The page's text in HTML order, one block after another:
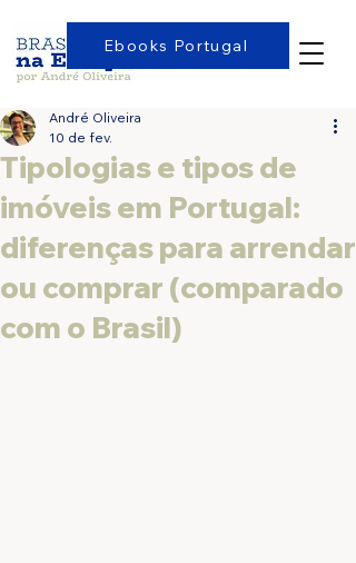
Ebooks Portugal
Tipologias e tipos de
imóveis em Portugal:
diferenças para arrendar
ou comprar (comparado
com o Brasil)
André Oliveira
10 de fev.